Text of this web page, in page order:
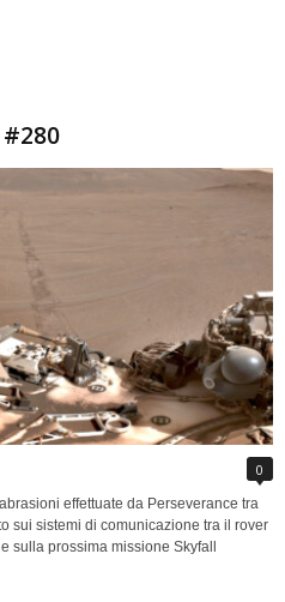
0
effettuate da Perseverance tra
sui sistemi di comunicazione tra il rover
sulla prossima missione Skyfall